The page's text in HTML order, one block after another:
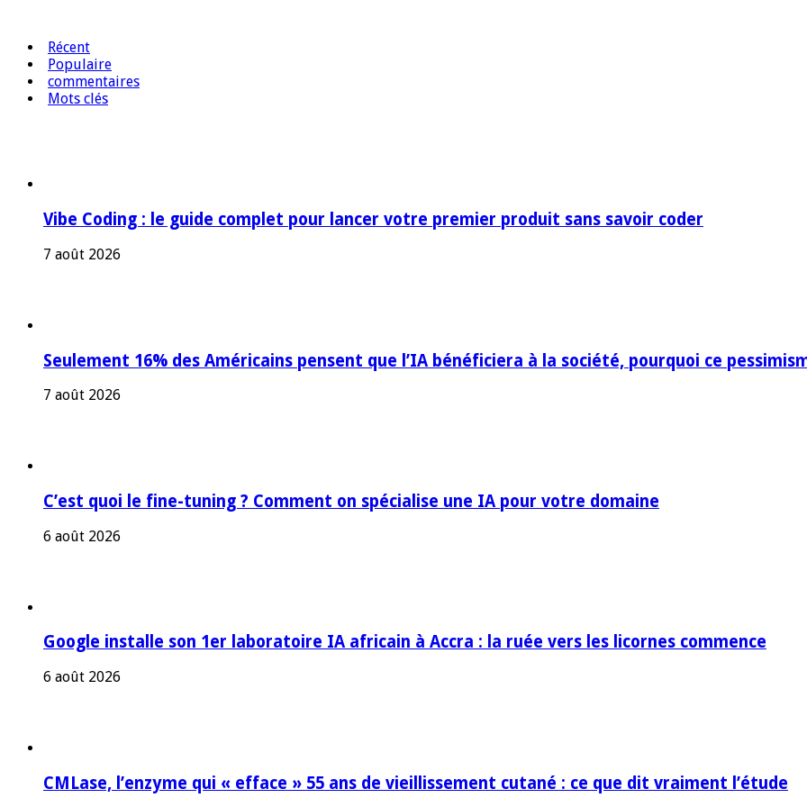
Récent
Populaire
commentaires
Mots clés
Vibe Coding : le guide complet pour lancer votre premier produit sans savoir coder
7 août 2026
Seulement 16% des Américains pensent que l’IA bénéficiera à la société, pourquoi ce
7 août 2026
C’est quoi le fine-tuning ? Comment on spécialise une IA pour votre domaine
6 août 2026
Google installe son 1er laboratoire IA africain à Accra : la ruée vers les licornes commence
6 août 2026
CMLase, l’enzyme qui « efface » 55 ans de vieillissement cutané : ce que dit vraiment l’étude